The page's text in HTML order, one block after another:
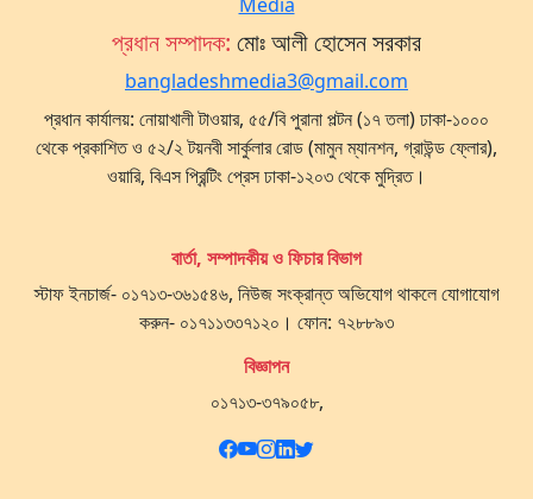
প্রধান সম্পাদক: মোঃ আলী হোসেন সরকার
bangladeshmedia3@gmail.com
প্রধান কার্যালয়: নোয়াখালী টাওয়ার, ৫৫/বি পুরানা পল্টন (১৭ তলা) ঢাকা-১০০০
থেকে প্রকাশিত ও ৫২/২ টয়নবী সার্কুলার রোড (মামুন ম্যানশন, গ্রাউন্ড ফ্লোর),
ওয়ারি, বিএস প্রিন্টিং প্রেস ঢাকা-১২০৩ থেকে মুদ্রিত।
বার্তা, সম্পাদকীয় ও ফিচার বিভাগ
স্টাফ ইনচার্জ- ০১৭১৩-৩৬১৫৪৬, নিউজ সংক্রান্ত অভিযোগ থাকলে যোগাযোগ
করুন- ০১৭১১৩৩৭১২০। ফোন: ৭২৮৮৯৩
বিজ্ঞাপন
০১৭১৩-৩৭৯০৫৮,